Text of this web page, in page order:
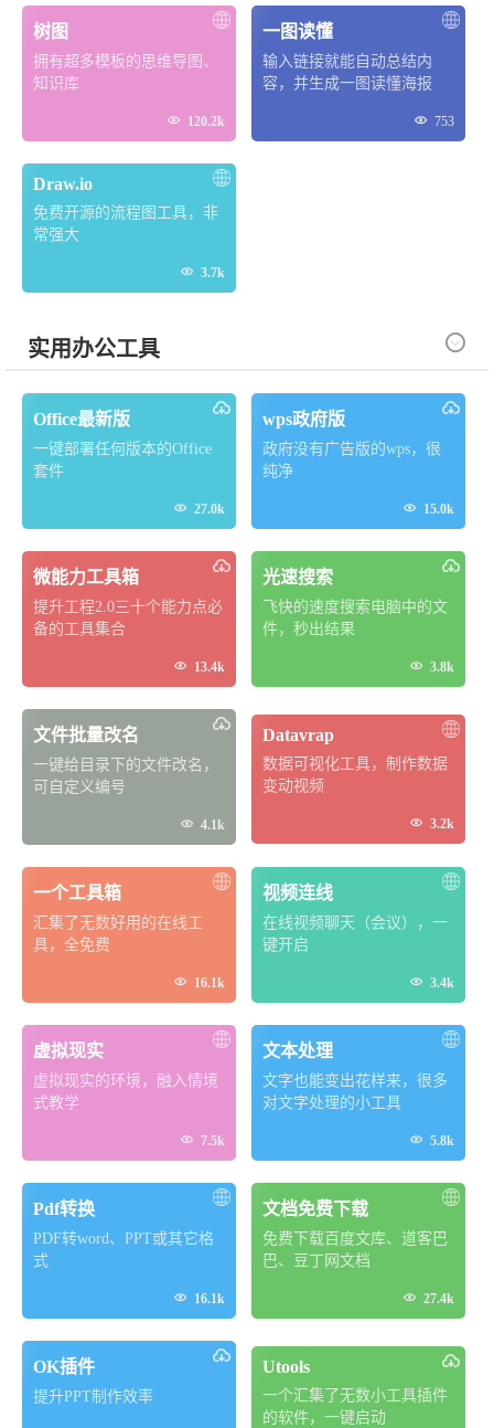
树图
拥有超多模板的思维导图、
知识库
 120.2k
一图读懂
输入链接就能自动总结内
容，并生成一图读懂海报
 753
Draw.io
免费开源的流程图工具，非
常强大
 3.7k
实用办公工具 
Office最新版
一键部署任何版本的Office
套件
 27.0k
wps政府版
政府没有广告版的wps，很
纯净
 15.0k
微能力工具箱
提升工程2.0三十个能力点必
备的工具集合
 13.4k
光速搜索
飞快的速度搜索电脑中的文
件，秒出结果
 3.8k
文件批量改名
一键给目录下的文件改名，
可自定义编号
 4.1k
Datavrap
数据可视化工具，制作数据
变动视频
 3.2k
一个工具箱
汇集了无数好用的在线工
具，全免费
 16.1k
视频连线
在线视频聊天（会议），一
键开启
 3.4k
虚拟现实
虚拟现实的环境，融入情境
式教学
 7.5k
文本处理
文字也能变出花样来，很多
对文字处理的小工具
 5.8k
Pdf转换
PDF转word、PPT或其它格
式
 16.1k
文档免费下载
免费下载百度文库、道客巴
巴、豆丁网文档
 27.4k
OK插件
提升PPT制作效率
Utools
一个汇集了无数小工具插件
的软件，一键启动